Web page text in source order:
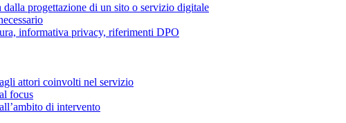
progettazione di un sito o servizio digitale
informativa privacy, riferimenti DPO
attori coinvolti nel servizio
focus
di intervento